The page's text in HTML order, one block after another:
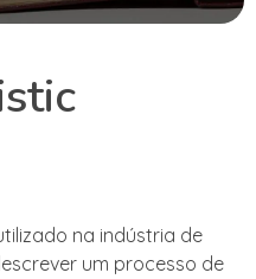
na indústria de
um processo de